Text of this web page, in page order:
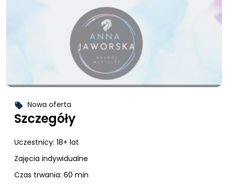
Szczegóły
local_offer Nowa oferta
Uczestnicy: 18+ lat
Zajęcia indywidualne
Czas trwania: 60 min